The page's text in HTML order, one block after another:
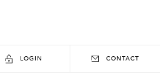
LOGIN CONTACT